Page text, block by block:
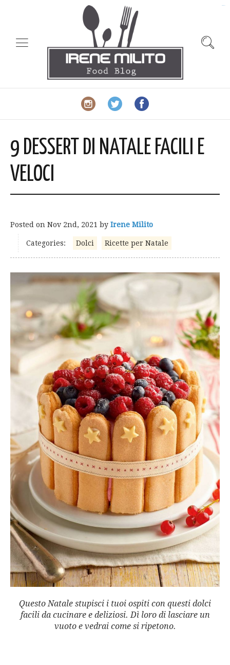
9 DESSERT DI NATALE FACILI E
VELOCI
Posted on Nov 2nd, 2021 by Irene Milito
Categories: Dolci Ricette per Natale
Questo Natale stupisci i tuoi ospiti con questi dolci
facili da cucinare e deliziosi. Dì loro di lasciare un
vuoto e vedrai come si ripetono.